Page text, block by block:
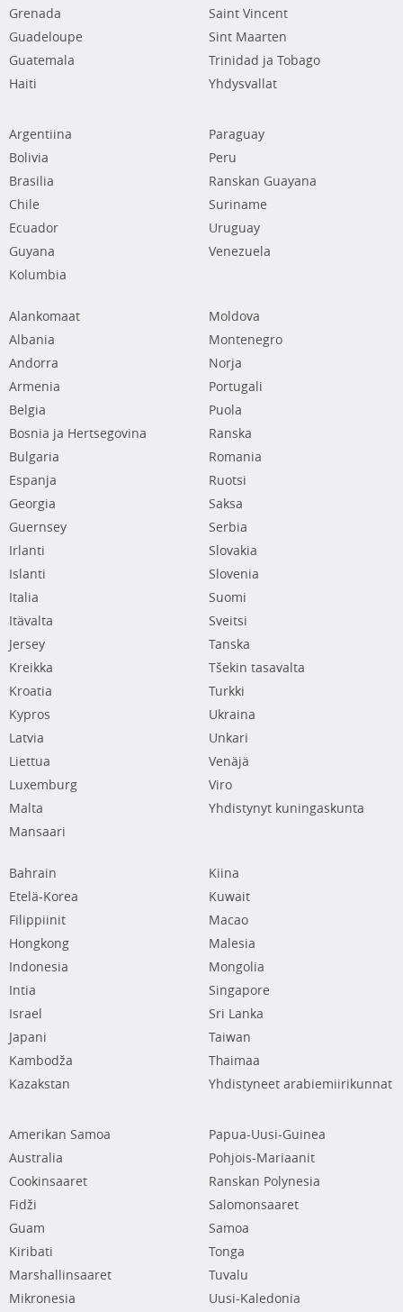
Grenada
Guadeloupe
Guatemala
Haiti
Saint Vincent
Sint Maarten
Trinidad ja Tobago
Yhdysvallat
Argentiina
Bolivia
Brasilia
Chile
Ecuador
Guyana
Kolumbia
Paraguay
Peru
Ranskan Guayana
Suriname
Uruguay
Venezuela
Alankomaat
Albania
Andorra
Armenia
Belgia
Bosnia ja Hertsegovina
Bulgaria
Espanja
Georgia
Guernsey
Irlanti
Islanti
Italia
Itävalta
Jersey
Kreikka
Kroatia
Kypros
Latvia
Liettua
Luxemburg
Malta
Mansaari
Moldova
Montenegro
Norja
Portugali
Puola
Ranska
Romania
Ruotsi
Saksa
Serbia
Slovakia
Slovenia
Suomi
Sveitsi
Tanska
Tšekin tasavalta
Turkki
Ukraina
Unkari
Venäjä
Viro
Yhdistynyt kuningaskunta
Bahrain
Etelä-Korea
Filippiinit
Hongkong
Indonesia
Intia
Israel
Japani
Kambodža
Kazakstan
Kiina
Kuwait
Macao
Malesia
Mongolia
Singapore
Sri Lanka
Taiwan
Thaimaa
Yhdistyneet arabiemiirikunnat
Amerikan Samoa
Australia
Cookinsaaret
Fidži
Guam
Kiribati
Marshallinsaaret
Mikronesia
Papua-Uusi-Guinea
Pohjois-Mariaanit
Ranskan Polynesia
Salomonsaaret
Samoa
Tonga
Tuvalu
Uusi-Kaledonia